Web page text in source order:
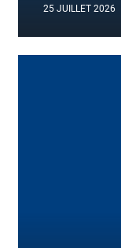
25 JUILLET 2026